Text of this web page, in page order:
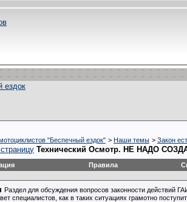
"Беспечный ездок" > Наши темы > Закон
Технический Осмотр. НЕ НАДО
Правила
Раздел для обсуждения вопросов законности действий
специалистов, как в таких ситуациях грамотно